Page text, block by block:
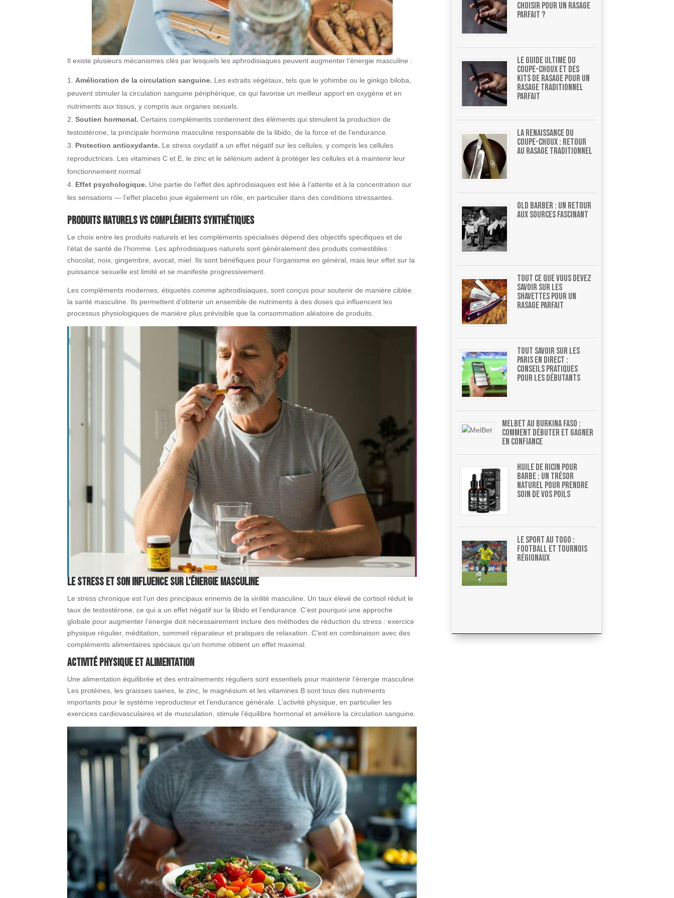
Il existe plusieurs mécanismes clés par lesquels les aphrodisiaques peuvent augmenter l’énergie masculine :
Amélioration de la circulation sanguine. Les extraits végétaux, tels que le yohimbe ou le ginkgo biloba,
peuvent stimuler la circulation sanguine périphérique, ce qui favorise un meilleur apport en oxygène et en
nutriments aux tissus, y compris aux organes sexuels.
Soutien hormonal. Certains compléments contiennent des éléments qui stimulent la production de
testostérone, la principale hormone masculine responsable de la libido, de la force et de l’endurance.
Protection antioxydante. Le stress oxydatif a un effet négatif sur les cellules, y compris les cellules
reproductrices. Les vitamines C et E, le zinc et le sélénium aident à protéger les cellules et à maintenir leur
fonctionnement normal.
Effet psychologique. Une partie de l’effet des aphrodisiaques est liée à l’attente et à la concentration sur
les sensations — l’effet placebo joue également un rôle, en particulier dans des conditions stressantes.
Produits naturels vs compléments synthétiques
Le choix entre les produits naturels et les compléments spécialisés dépend des objectifs spécifiques et de
l’état de santé de l’homme. Les aphrodisiaques naturels sont généralement des produits comestibles :
chocolat, noix, gingembre, avocat, miel. Ils sont bénéfiques pour l’organisme en général, mais leur effet sur la
puissance sexuelle est limité et se manifeste progressivement.
Les compléments modernes, étiquetés comme aphrodisiaques, sont conçus pour soutenir de manière ciblée
la santé masculine. Ils permettent d’obtenir un ensemble de nutriments à des doses qui influencent les
processus physiologiques de manière plus prévisible que la consommation aléatoire de produits.
Le stress et son influence sur l’énergie masculine
Le stress chronique est l’un des principaux ennemis de la virilité masculine. Un taux élevé de cortisol réduit le
taux de testostérone, ce qui a un effet négatif sur la libido et l’endurance. C’est pourquoi une approche
globale pour augmenter l’énergie doit nécessairement inclure des méthodes de réduction du stress : exercice
physique régulier, méditation, sommeil réparateur et pratiques de relaxation. C’est en combinaison avec des
compléments alimentaires spéciaux qu’un homme obtient un effet maximal.
Activité physique et alimentation
Une alimentation équilibrée et des entraînements réguliers sont essentiels pour maintenir l’énergie masculine.
Les protéines, les graisses saines, le zinc, le magnésium et les vitamines B sont tous des nutriments
importants pour le système reproducteur et l’endurance générale. L’activité physique, en particulier les
exercices cardiovasculaires et de musculation, stimule l’équilibre hormonal et améliore la circulation sanguine.
choisir pour un rasage
parfait ?
Le guide ultime du
coupe-choux et des
kits de rasage pour un
rasage traditionnel
parfait
La renaissance du
coupe-choux : retour
au rasage traditionnel
Old barber : un retour
aux sources fascinant
Tout ce que vous devez
savoir sur les
shavettes pour un
rasage parfait
Tout savoir sur les
paris en direct :
conseils pratiques
pour les débutants
MelBet au Burkina Faso :
comment débuter et gagner
en confiance
Huile de ricin pour
barbe : un trésor
naturel pour prendre
soin de vos poils
Le sport au Togo :
football et tournois
régionaux